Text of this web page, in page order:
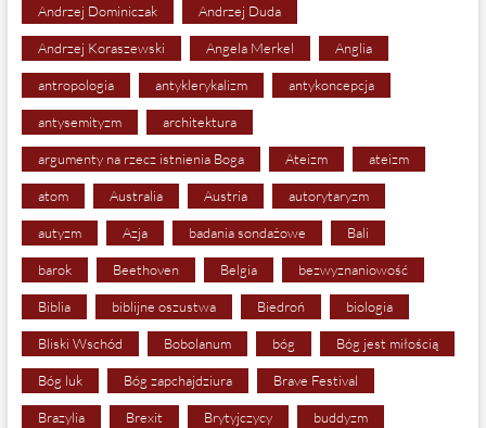
Andrzej Dominiczak Andrzej Duda
Andrzej Koraszewski Angela Merkel Anglia
antropologia antyklerykalizm antykoncepcja
antysemityzm architektura
argumenty na rzecz istnienia Boga Ateizm ateizm
atom Australia Austria autorytaryzm
autyzm Azja badania sondażowe Bali
barok Beethoven Belgia bezwyznaniowość
Biblia biblijne oszustwa Biedroń biologia
Bliski Wschód Bobolanum bóg Bóg jest miłością
Bóg luk Bóg zapchajdziura Brave Festival
Brazylia Brexit Brytyjczycy buddyzm